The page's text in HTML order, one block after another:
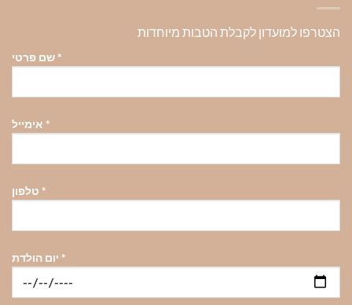
הצטרפו למועדון לקבלת הטבות מיוחדות
*
*
*
*